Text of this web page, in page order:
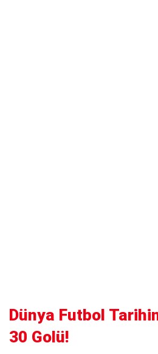
Dünya Futbol
30 Golü!